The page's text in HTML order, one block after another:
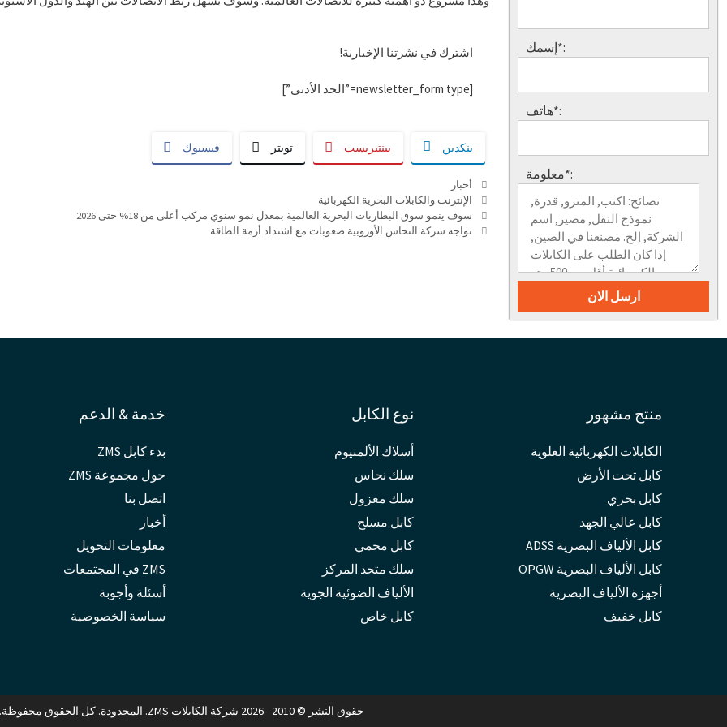
اشترك في نشرتنا الإخبارية!
[newsletter_form type=”الحد الأدنى”]
فيسبوك تويتر بينتيريست ينكدين
التصنيفات
أخبار
العلامات
الإنترنت والكابلات البحرية الكهربائية
سوف ينمو سوق البطاريات البحرية العالمية بمعدل نمو سنوي مركب أعلى من 18% حتى 2026
تواجه شركة النحاس الأوروبية صعوبات مع اشتداد أزمة الطاقة
إسمك*:
هاتف*:
معلومة*:
منتج مشهور
الكابلات الكهربائية العلوية
كابل تحت الأرض
كابل بحري
كابل عالي الجهد
كابل الألياف البصرية ADSS
كابل الألياف البصرية OPGW
أجهزة الألياف البصرية
كابل خفيف
نوع الكابل
أسلاك الألمنيوم
سلك نحاس
سلك معزول
كابل مسلح
كابل محمي
سلك متحد المركز
الألياف الضوئية الجوية
كابل خاص
خدمة & الدعم
بدء كابل ZMS
حول مجموعة ZMS
اتصل بنا
أخبار
معلومات التحويل
ZMS في المجتمعات
أسئلة وأجوبة
سياسة الخصوصية
حقوق النشر © 2010 - 2026 شركة الكابلات ZMS. المحدودة. كل الحقوق محفوظة.